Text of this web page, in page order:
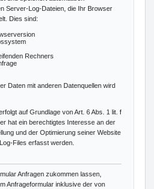
Server-Log-Dateien, die Ihr Browser
Dies sind:
Rechners
Daten mit anderen Datenquellen wird
auf Grundlage von Art. 6 Abs. 1 lit. f
hat ein berechtigtes Interesse an der
und der Optimierung seiner Website
Files erfasst werden.
Anfragen zukommen lassen,
Anfrageformular inklusive der von